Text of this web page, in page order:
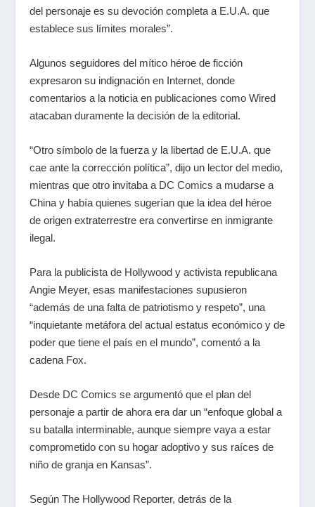
del personaje es su devoción completa a E.U.A. que
establece sus límites morales”.
Algunos seguidores del mítico héroe de ficción
expresaron su indignación en Internet, donde
comentarios a la noticia en publicaciones como Wired
atacaban duramente la decisión de la editorial.
“Otro símbolo de la fuerza y la libertad de E.U.A. que
cae ante la corrección política”, dijo un lector del medio,
mientras que otro invitaba a DC Comics a mudarse a
China y había quienes sugerían que la idea del héroe
de origen extraterrestre era convertirse en inmigrante
ilegal.
Para la publicista de Hollywood y activista republicana
Angie Meyer, esas manifestaciones supusieron
“además de una falta de patriotismo y respeto”, una
“inquietante metáfora del actual estatus económico y de
poder que tiene el país en el mundo”, comentó a la
cadena Fox.
Desde DC Comics se argumentó que el plan del
personaje a partir de ahora era dar un “enfoque global a
su batalla interminable, aunque siempre vaya a estar
comprometido con su hogar adoptivo y sus raíces de
niño de granja en Kansas”.
Según The Hollywood Reporter, detrás de la